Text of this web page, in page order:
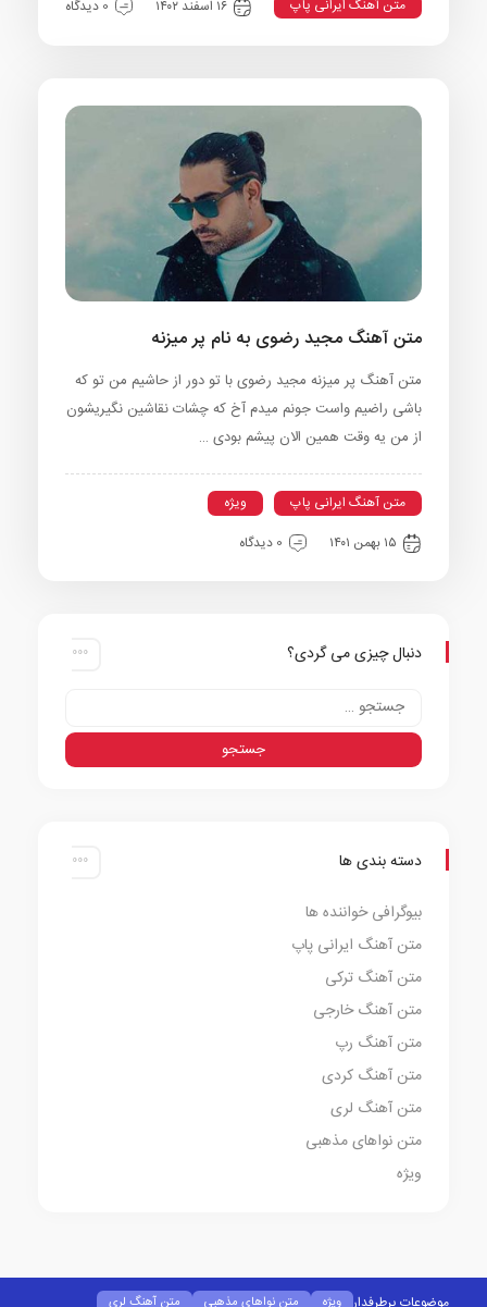
متن آهنگ ایرانی پاپ ۱۶ اسفند ۱۴۰۲ 0 دیدگاه
متن آهنگ مجید رضوی به نام پر میزنه
متن آهنگ پر میزنه مجید رضوی با تو دور از حاشیم من تو که
باشی راضیم واست جونم میدم آخ که چشات نقاشین نگیریشون
از من یه وقت همین الان پیشم بودی …
متن آهنگ ایرانی پاپ
ویژه
۱۵ بهمن ۱۴۰۱
0 دیدگاه
دنبال چیزی می گردی؟
دسته بندی ها
بیوگرافی خواننده ها
متن آهنگ ایرانی پاپ
متن آهنگ ترکی
متن آهنگ خارجی
متن آهنگ رپ
متن آهنگ کردی
متن آهنگ لری
متن نواهای مذهبی
ویژه